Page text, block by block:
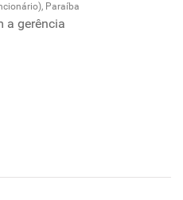
Paraíba
a gerência